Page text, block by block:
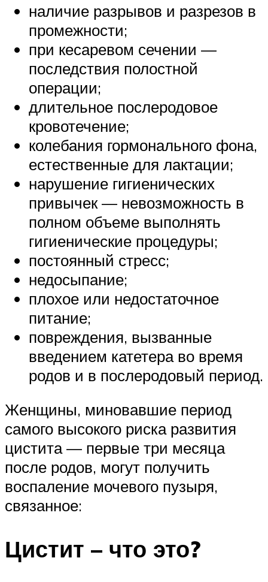
наличие разрывов и разрезов в
промежности;
при кесаревом сечении —
последствия полостной
операции;
длительное послеродовое
кровотечение;
колебания гормонального фона,
естественные для лактации;
нарушение гигиенических
привычек — невозможность в
полном объеме выполнять
гигиенические процедуры;
постоянный стресс;
недосыпание;
плохое или недостаточное
питание;
повреждения, вызванные
введением катетера во время
родов и в послеродовый период.
Женщины, миновавшие период
самого высокого риска развития
цистита — первые три месяца
после родов, могут получить
воспаление мочевого пузыря,
связанное:
Цистит – что это?